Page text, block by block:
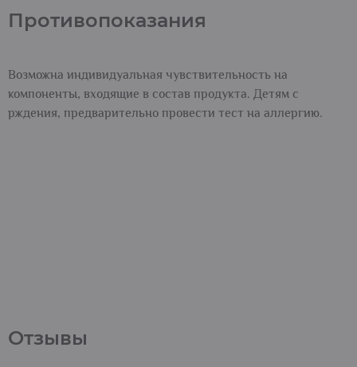
Противопоказания
Возможна индивидуальная чувствительность на
компоненты, входящие в состав продукта. Детям с
рждения, предварительно провести тест на аллергию.
Отзывы